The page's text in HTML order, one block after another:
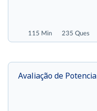
115 Min 235 Ques
Avaliação de